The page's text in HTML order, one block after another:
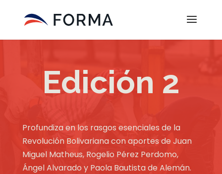
Edición 2
Profundiza en los rasgos esenciales de la
Revolución Bolivariana con aportes de Juan
Miguel Matheus, Rogelio Pérez Perdomo,
Ángel Alvarado y Paola Bautista de Alemán.